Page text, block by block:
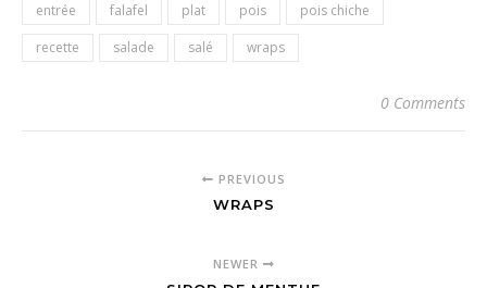
entrée falafel plat pois
pois chiche
recette
salade salé wraps
0 Comments
PREVIOUS
WRAPS
NEWER